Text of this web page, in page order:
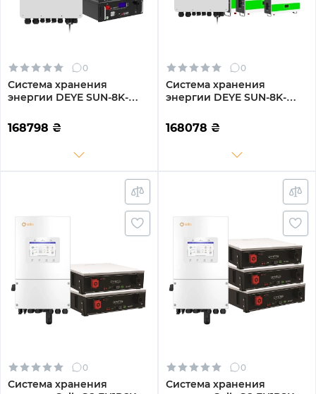
0
Система хранения
энергии DEYE SUN-8K-
8kW 15.36kWh 3BAT
LiFePO4 6500 циклов
168798 ₴
0
Система хранения
энергии DEYE SUN-8K-
W 8kW 15.36kWh 3BAT
LiFePO4 6500 циклов
168078 ₴
0
Система хранения
0
Система хранения